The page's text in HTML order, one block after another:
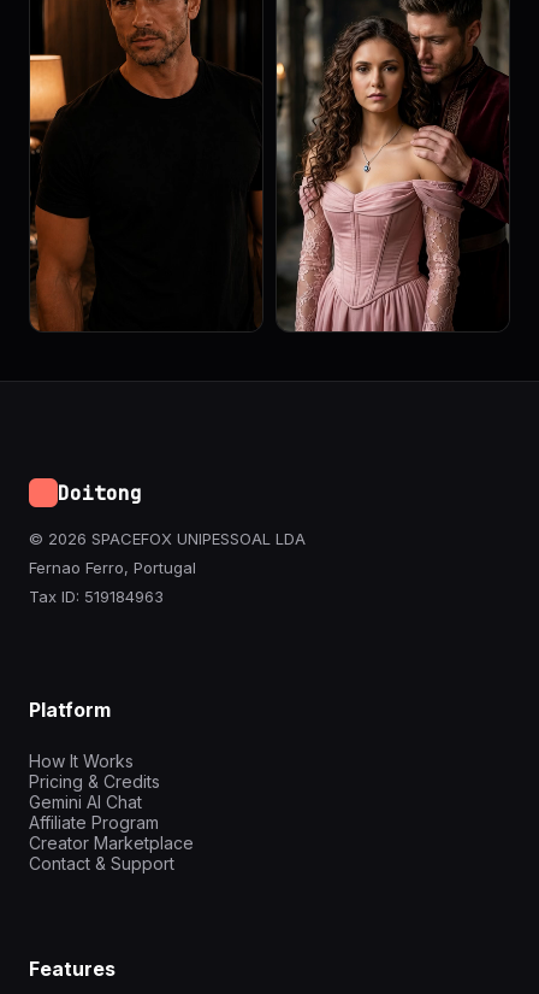
Doitong
© 2026 SPACEFOX UNIPESSOAL LDA
Fernao Ferro, Portugal
Tax ID: 519184963
Platform
How It Works
Pricing & Credits
Gemini AI Chat
Affiliate Program
Creator Marketplace
Contact & Support
Features